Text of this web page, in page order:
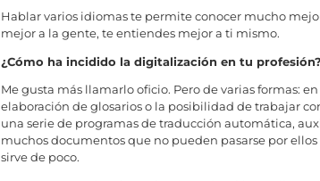
Hablar varios idiomas te permite conocer mucho
mejor a la gente, te entiendes mejor a ti mismo.
¿Cómo ha incidido la digitalización en tu profesión?
Me gusta más llamarlo oficio. Pero de varias formas:
elaboración de glosarios o la posibilidad de trabajar
una serie de programas de traducción automática,
muchos documentos que no pueden pasarse por
sirve de poco.